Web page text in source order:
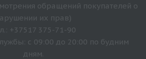
обращений покупателей о
их прав)
+37517 375-71-90
с 09:00 до 20:00 по будним
дням.